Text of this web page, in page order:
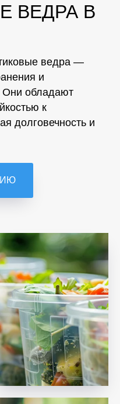
ВЕДРА В
ведра —
и
Они обладают
к
долговечность и